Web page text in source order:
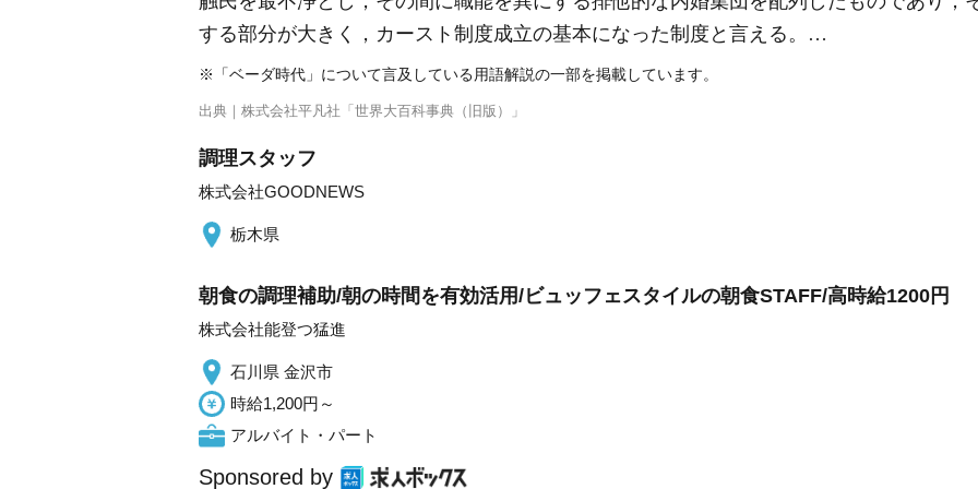
する部分が大きく，カースト制度成立の基本になった制度と言える。…
※「ベーダ時代」について言及している用語解説の一部を掲載しています。
出典｜ 株式会社平凡社「世界大百科事典（旧版）」
調理スタッフ
株式会社GOODNEWS
栃木県
朝食の調理補助/朝の時間を有効活用/ビュッフェスタイルの朝食STAFF/高時給1200円
株式会社能登つ猛進
石川県 金沢市
時給1,200円～
アルバイト・パート
Sponsored by